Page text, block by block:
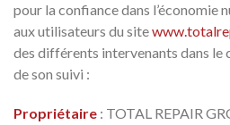
pour la confiance dans l’économie
aux utilisateurs du site
des différents intervenants dans le
de son suivi :
Propriétaire : TOTAL REPAIR